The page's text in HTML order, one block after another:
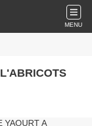
MENU